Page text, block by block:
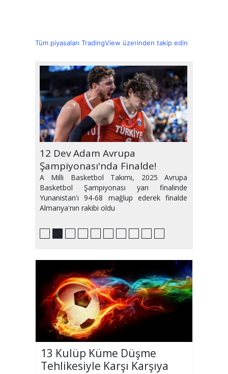
Tüm piyasaları TradingView üzerinden takip edin
Erman Toroğlu'nun İfadesi
Alındı
12 Dev Adam Avrupa
Şampiyonası'nda Finalde!
A Milli Basketbol Takımı, 2025 Avrupa
Basketbol Şampiyonası yarı finalinde
Yunanistan'ı 94-68 mağlup ederek finalde
Almanya'nın rakibi oldu
12 Dev Adam 24 Yıl Sonra Yarı
Finalde
12 Dev Adam Grubu Zirvede
Tamamladı
Transferde Son Durum
Marius ve Bola Ç.Rizespor
Maçında Olmayacak
Ramazan Ayı Maç Programı
Belli Oldu
Trabzonspor Eyüp'ü tek Golle
Geçti
Süper Lig'de Yabancı Var
Hakemi Dönemi
Kombineler Elde Kaldı
13 Kulüp Küme Düşme
Tehlikesiyle Karşı Karşıya